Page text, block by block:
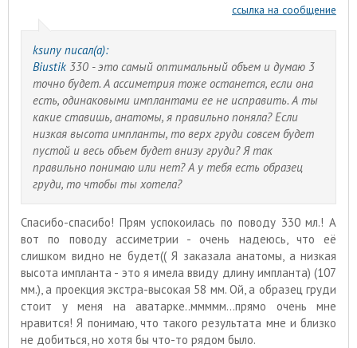
ссылка на сообщение
ksuny писал(а):
Biustik330 - это самый оптимальный объем и думаю 3
точно будет. А ассиметрия тоже останется, если она
есть, одинаковыми имплантами ее не исправить. А ты
какие ставишь, анатомы, я правильно поняла? Если
низкая высота импланты, то верх груди совсем будет
пустой и весь объем будет внизу груди? Я так
правильно понимаю или нет? А у тебя есть образец
груди, то чтобы ты хотела?
Спасибо-спасибо! Прям успокоилась по поводу 330 мл.! А
вот по поводу ассиметрии - очень надеюсь, что её
слишком видно не будет(( Я заказала анатомы, а низкая
высота импланта - это я имела ввиду длину импланта) (107
мм.), а проекция экстра-высокая 58 мм. Ой, а образец груди
стоит у меня на аватарке..ммммм...прямо очень мне
нравится! Я понимаю, что такого результата мне и близко
не добиться, но хотя бы что-то рядом было.